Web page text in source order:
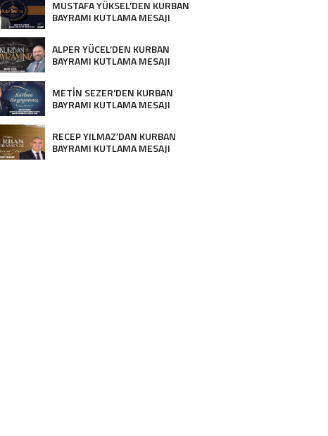
MUSTAFA YÜKSEL’DEN KURBAN
BAYRAMI KUTLAMA MESAJI
ALPER YÜCEL’DEN KURBAN
BAYRAMI KUTLAMA MESAJI
METİN SEZER’DEN KURBAN
BAYRAMI KUTLAMA MESAJI
RECEP YILMAZ’DAN KURBAN
BAYRAMI KUTLAMA MESAJI